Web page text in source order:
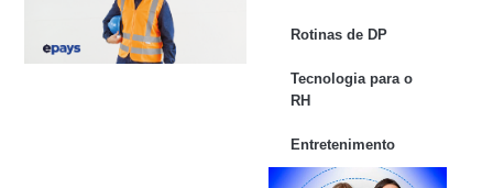
Rotinas de DP
Tecnologia para o
RH
Entretenimento